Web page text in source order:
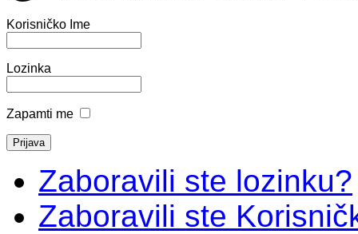
Korisničko Ime
Lozinka
Zapamti me
Zaboravili ste lozinku?
Zaboravili ste